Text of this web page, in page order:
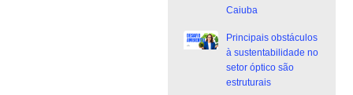
Caiuba
Principais obstáculos
à sustentabilidade no
setor óptico são
estruturais